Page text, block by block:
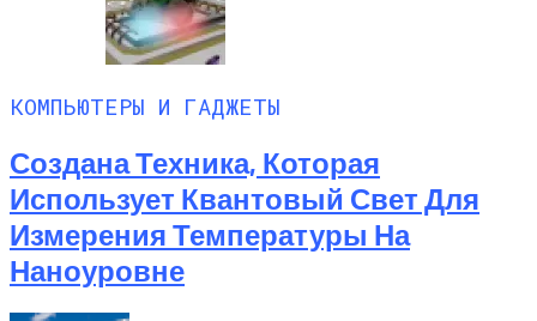
КОМПЬЮТЕРЫ И ГАДЖЕТЫ
Создана Техника, Которая
Использует Квантовый Свет Для
Измерения Температуры На
Наноуровне